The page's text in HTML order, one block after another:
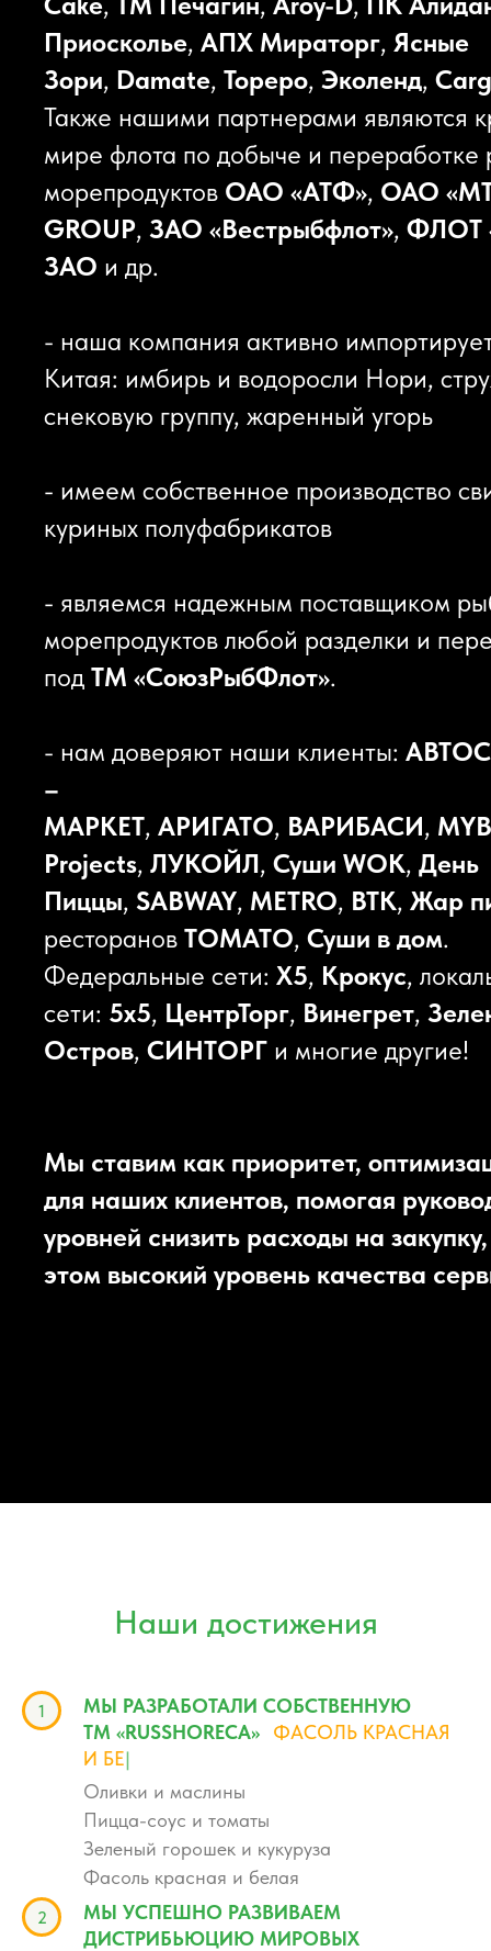
Приосколье, АПХ Мираторг, Ясные
Зори, Damate, Тореро, Эколенд,
Также нашими партнерами являются
мире флота по добыче и
морепродуктов ОАО «АТФ», ОАО
GROUP, ЗАО «Вестрыбфлот», ФЛОТ
ЗАО и др.
- наша компания активно
Китая: имбирь и водоросли Нори,
снековую группу, жаренный угорь
- имеем собственное производство
куриных полуфабрикатов
- являемся надежным поставщиком
морепродуктов любой разделки и
под ТМ «СоюзРыбФлот».
- нам доверяют наши клиенты:
–
МАРКЕТ, АРИГАТО, ВАРИБАСИ,
Projects, ЛУКОЙЛ, Суши WOK, День
Пиццы, SABWAY, METRO, ВТК, Жар
ресторанов ТОМАТО, Суши в дом.
Федеральные сети: Х5, Крокус,
сети: 5х5, ЦентрТорг, Винегрет,
Остров, СИНТОРГ и многие другие!
Мы ставим как приоритет,
для наших клиентов, помогая
уровней снизить расходы на
этом высокий уровень качества
Наши достижения
МЫ РАЗРАБОТАЛИ СОБСТВЕННУЮ
ТМ «RUSSHORECA»
ФАСОЛЬ КРАСНАЯ
И БЕЛАЯ
Оливки и маслины
Пицца-соус и томаты
Зеленый горошек и кукуруза
Фасоль красная и белая
МЫ УСПЕШНО РАЗВИВАЕМ
ДИСТРИБЬЮЦИЮ МИРОВЫХ